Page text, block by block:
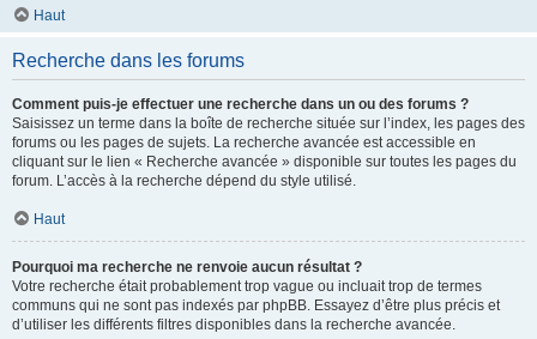
Haut
Recherche dans les forums
Comment puis-je effectuer une recherche dans un ou des forums ?
Saisissez un terme dans la boîte de recherche située sur l’index, les pages des
forums ou les pages de sujets. La recherche avancée est accessible en
cliquant sur le lien « Recherche avancée » disponible sur toutes les pages du
forum. L’accès à la recherche dépend du style utilisé.
Haut
Pourquoi ma recherche ne renvoie aucun résultat ?
Votre recherche était probablement trop vague ou incluait trop de termes
communs qui ne sont pas indexés par phpBB. Essayez d’être plus précis et
d’utiliser les différents filtres disponibles dans la recherche avancée.